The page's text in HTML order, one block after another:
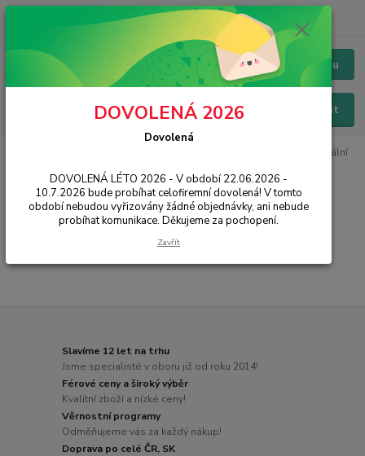
Menu
Hledat
Chat / Online podpora - 24/7
Multimediální
Multimediální centra
Slavíme 12 let na trhu
Jsme specialisté v oboru již od roku 2014!
Férové ceny a široký výběr
Kvalitní zboží a nízké ceny!
Věrnostní programy
Odměňujeme vás za každý nákup!
Doprava po celé ČR, SK
DOVOLENÁ 2026
Dovolená
DOVOLENÁ LÉTO 2026 - V období 22.06.2026 -
10.7.2026 bude probíhat celofiremní dovolená! V tomto
období nebudou vyřizovány žádné objednávky, ani nebude
probíhat komunikace. Děkujeme za pochopení.
Zavřít